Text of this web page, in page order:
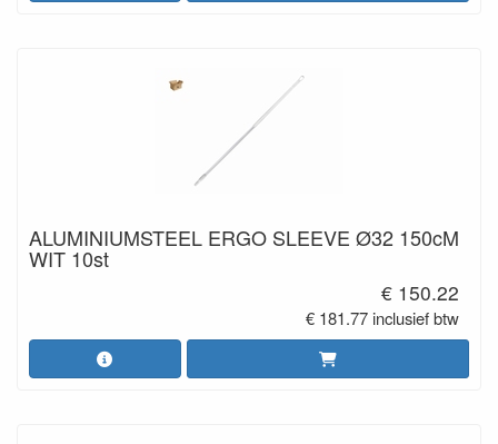
ALUMINIUMSTEEL ERGO SLEEVE Ø32 150cM
WIT 10st
€ 150.22
€ 181.77 inclusief btw